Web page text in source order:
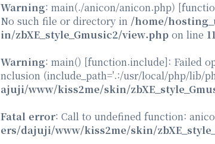
Warning: main(./anicon/anicon.php) [
No such file or directory in /home/
in/zbXE_style_Gmusic2/view.php on line 11
Warning: main() [function.include]: Failed
nclusion (include_path='.:/usr/local/php/lib/
ajuji/www/kiss2me/skin/
Fatal error: Call to undefined function:
ers/dajuji/www/kiss2me/skin/